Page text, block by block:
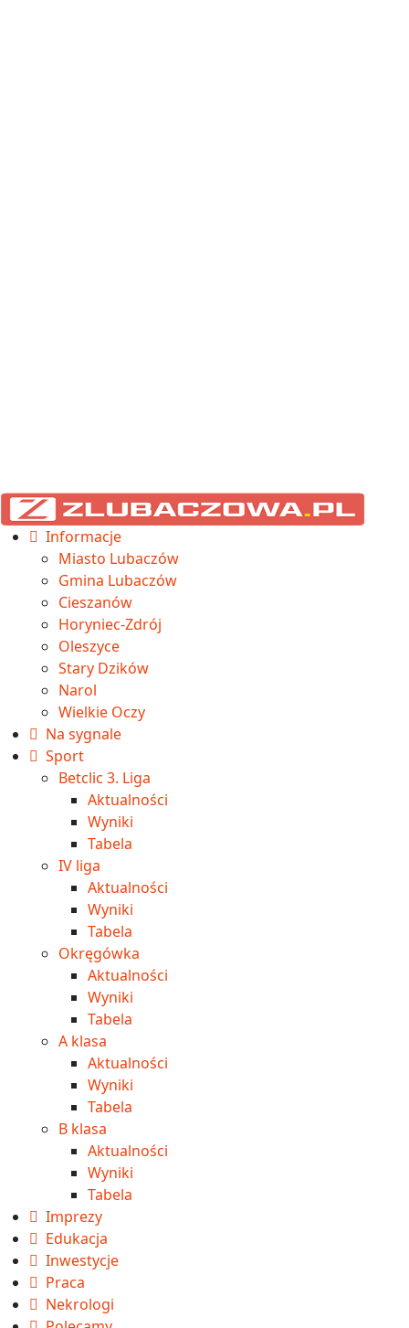
Informacje
Miasto Lubaczów
Gmina Lubaczów
Cieszanów
Horyniec-Zdrój
Oleszyce
Stary Dzików
Narol
Wielkie Oczy
Na sygnale
Sport
Betclic 3. Liga
Aktualności
Wyniki
Tabela
IV liga
Aktualności
Wyniki
Tabela
Okręgówka
Aktualności
Wyniki
Tabela
A klasa
Aktualności
Wyniki
Tabela
B klasa
Aktualności
Wyniki
Tabela
Imprezy
Edukacja
Inwestycje
Praca
Nekrologi